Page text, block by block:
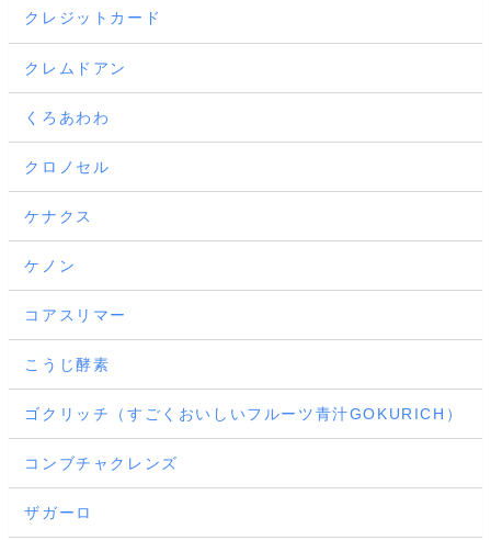
クレジットカード
クレムドアン
くろあわわ
クロノセル
ケナクス
ケノン
コアスリマー
こうじ酵素
ゴクリッチ（すごくおいしいフルーツ青汁GOKURICH）
コンブチャクレンズ
ザガーロ